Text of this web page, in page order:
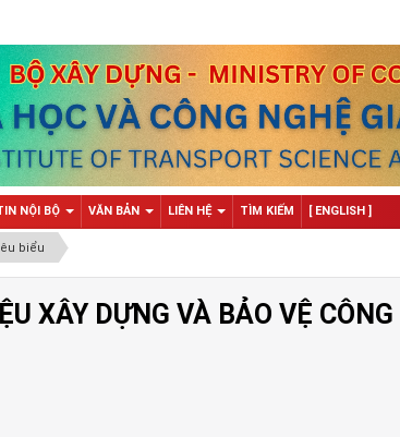
NỘI BỘ VĂN BẢN LIÊN HỆ TÌM KIẾM [ ENGLISH ]
biểu
XÂY DỰNG VÀ BẢO VỆ CÔNG